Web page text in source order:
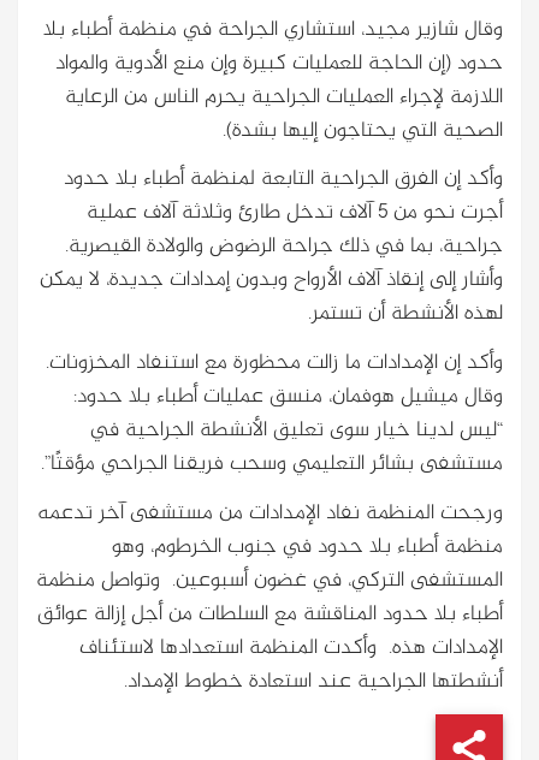
وقال شازير مجيد، استشاري الجراحة في منظمة أطباء بلا
حدود (إن الحاجة للعمليات كبيرة وإن منع الأدوية والمواد
اللازمة لإجراء العمليات الجراحية يحرم الناس من الرعاية
الصحية التي يحتاجون إليها بشدة).
وأكد إن الفرق الجراحية التابعة لمنظمة أطباء بلا حدود
أجرت نحو من 5 آلاف تدخل طارئ وثلاثة آلاف عملية
جراحية، بما في ذلك جراحة الرضوض والولادة القيصرية.
وأشار إلى إنقاذ آلاف الأرواح وبدون إمدادات جديدة، لا يمكن
لهذه الأنشطة أن تستمر.
وأكد إن الإمدادات ما زالت محظورة مع استنفاد المخزونات.
وقال ميشيل هوفمان، منسق عمليات أطباء بلا حدود:
“ليس لدينا خيار سوى تعليق الأنشطة الجراحية في
مستشفى بشائر التعليمي وسحب فريقنا الجراحي مؤقتًا”.
ورجحت المنظمة نفاد الإمدادات من مستشفى آخر تدعمه
منظمة أطباء بلا حدود في جنوب الخرطوم، وهو
المستشفى التركي، في غضون أسبوعين. وتواصل منظمة
أطباء بلا حدود المناقشة مع السلطات من أجل إزالة عوائق
الإمدادات هذه. وأكدت المنظمة استعدادها لاستئناف
أنشطتها الجراحية عند استعادة خطوط الإمداد.